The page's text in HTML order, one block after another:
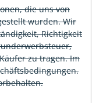
die uns von
wurden. Wir
Richtigkeit
zu tragen. Im